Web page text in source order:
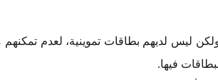
ليس لديهم بطاقات تموينية، لعدم
فيها.